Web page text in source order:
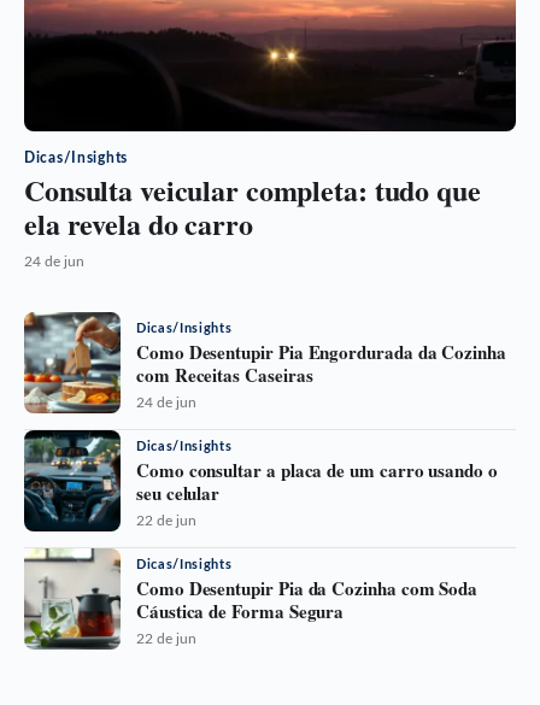
Dicas/Insights
Consulta veicular completa: tudo que
ela revela do carro
24 de jun
Dicas/Insights
Como Desentupir Pia Engordurada da Cozinha
com Receitas Caseiras
24 de jun
Dicas/Insights
Como consultar a placa de um carro usando o
seu celular
22 de jun
Dicas/Insights
Como Desentupir Pia da Cozinha com Soda
Cáustica de Forma Segura
22 de jun